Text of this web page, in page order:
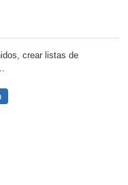
crear listas de